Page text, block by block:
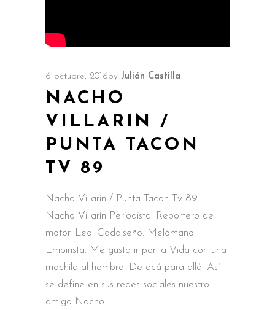
6 octubre, 2016 by Julián Castilla
NACHO
VILLARIN /
PUNTA TACON
TV 89
Nacho Villarin / Punta Tacon Tv 89
Nacho Villarín Periodista. Reportero de
motor. Leo. Cadalseño. Melómano.
Empirista. Me gusta ir por la Vida con una
mochila al hombro. De acá para allá. Así
se define en sus redes sociales nuestro
amigo Nacho